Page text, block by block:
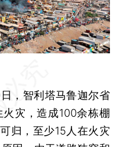
，智利塔马鲁迦尔省
灾，造成100余栋棚
归，至少15人在火灾